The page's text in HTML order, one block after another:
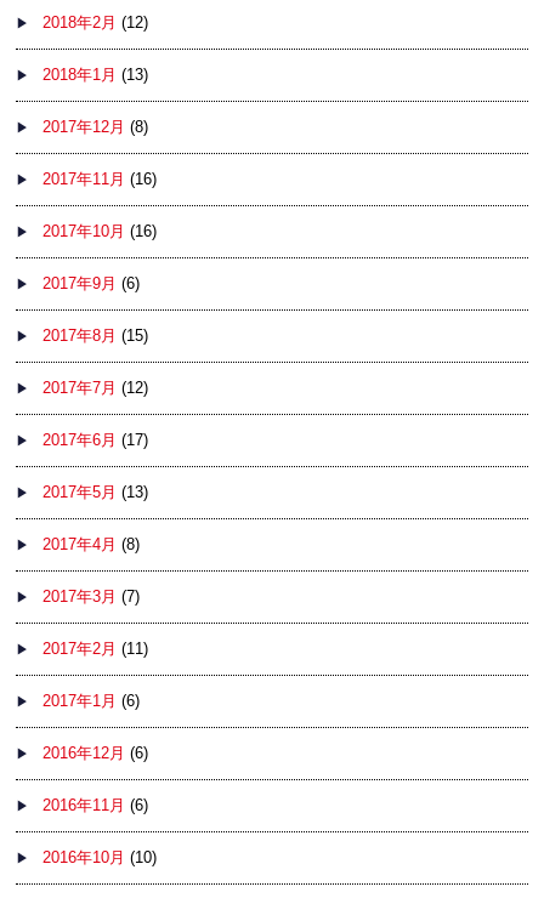
2018年2月 (12)
2018年1月 (13)
2017年12月 (8)
2017年11月 (16)
2017年10月 (16)
2017年9月 (6)
2017年8月 (15)
2017年7月 (12)
2017年6月 (17)
2017年5月 (13)
2017年4月 (8)
2017年3月 (7)
2017年2月 (11)
2017年1月 (6)
2016年12月 (6)
2016年11月 (6)
2016年10月 (10)